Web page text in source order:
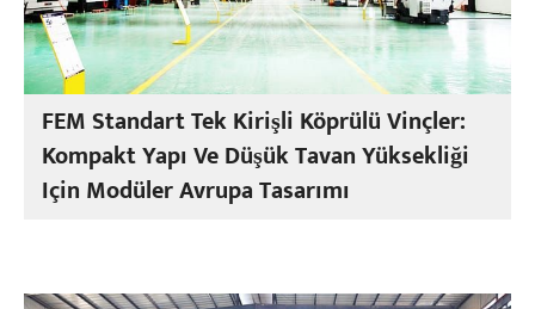
FEM Standart Tek Kirişli Köprülü Vinçler:
Kompakt Yapı Ve Düşük Tavan Yüksekliği
Için Modüler Avrupa Tasarımı